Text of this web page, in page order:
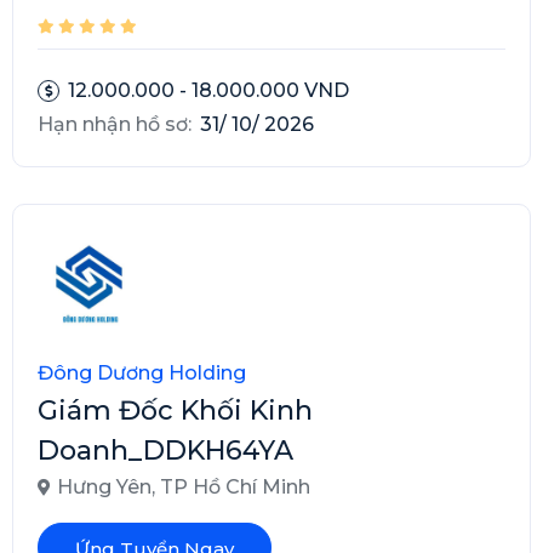
12.000.000 - 18.000.000 VND
Hạn nhận hồ sơ: 31/ 10/ 2026
Đông Dương Holding
Giám Đốc Khối Kinh
Doanh_DDKH64YA
Hưng Yên, TP Hồ Chí Minh